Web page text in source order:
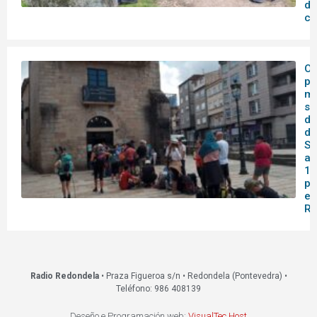
O
de
14
en
Radio Redondela• Praza Figueroa s/n • Redondela (Pontevedra) •
Teléfono: 986 408139